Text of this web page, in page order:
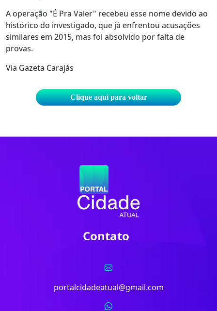
A operação "É Pra Valer" recebeu esse nome devido ao
histórico do investigado, que já enfrentou acusações
similares em 2015, mas foi absolvido por falta de
provas.
Via Gazeta Carajás
Clique aqui para voltar
Contato
portalcidadeatual@gmail.com